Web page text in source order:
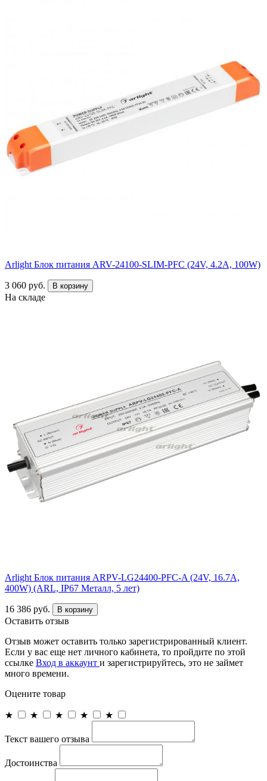
Arlight Блок питания ARV-24100-SLIM-PFC (24V, 4.2A, 100W)
3 060 руб. В корзину
На складе
Arlight Блок питания ARPV-LG24400-PFC-A (24V, 16.7A,
400W) (ARL, IP67 Металл, 5 лет)
16 386 руб. В корзину
Оставить отзыв
Отзыв может оставить только зарегистрированный клиент.
Если у вас еще нет личного кабинета, то пройдите по этой
ссылке Вход в аккаунт и зарегистрируйтесь, это не займет
много времени.
Оцените товар
★ ★ ★ ★ ★
Текст вашего отзыва
Достоинства